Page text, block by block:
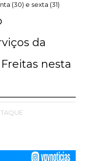
(30) e sexta (31)
da
nesta